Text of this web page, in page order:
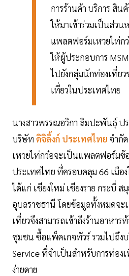
การร้านค้า บริการ สิน
ให้มาเข้าร่วมเป็นส่วน
แพลตฟอร์มเหวยไท่ก
ให้ผู้ประกอบการ
ไปยังกลุ่มนักท่องเที่ยว
เที่ยวในประเทศไทย
นางสาวพรรณอวิกา ลิมปะพันธุ์ ป
บริษัท ดิจิลิ้งก์ ประเทศไทย จำกั
เหวยไท่กว๋อจะเป็นแพลตฟอร์มข้
ประเทศไทย ที่ครอบคลุม 66 เมือ
ได้แก่ เชียงใหม่ เชียงราย กระบี่ ส
อุบลราชธานี โดยข้อมูลทั้งหมดจ
เที่ยวจึงสามารถเข้าถึงร้านอาหา
ชุมชน ซื้อแพ็คเกจทัวร์ รวมไปถึงบ
Service ที่จำเป็นสำหรับการท่องเ
ง่ายดาย